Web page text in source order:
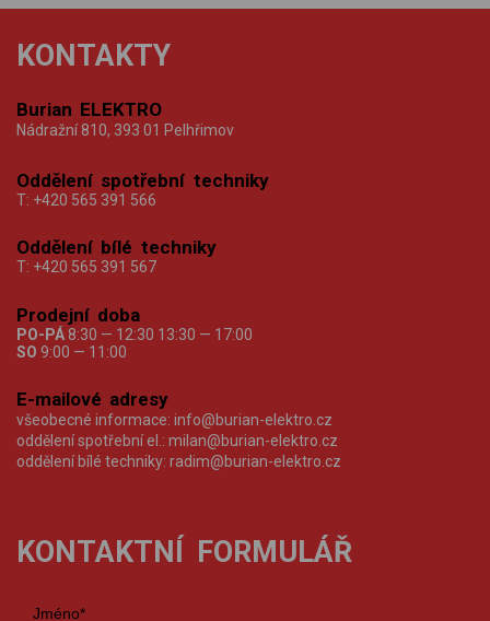
KONTAKTY
Burian ELEKTRO
Nádražní 810, 393 01 Pelhřimov
Oddělení spotřební techniky
T: +420 565 391 566
Oddělení bílé techniky
T: +420 565 391 567
Prodejní doba
PO-PÁ 8:30 — 12:30 13:30 — 17:00
SO 9:00 — 11:00
E-mailové adresy
všeobecné informace: info@burian-elektro.cz
oddělení spotřební el.: milan@burian-elektro.cz
oddělení bílé techniky: radim@burian-elektro.cz
KONTAKTNÍ FORMULÁŘ